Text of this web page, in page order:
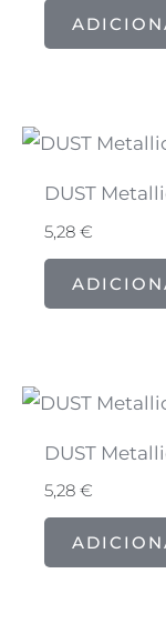
DUST
5,28€
DUST
5,28€